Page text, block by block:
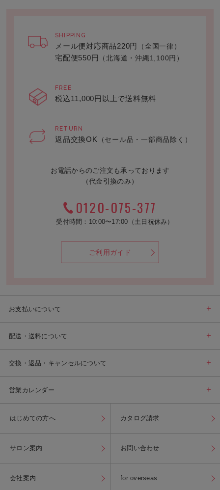
SHIPPING
メール便対応商品220円 （全国一律）
宅配便550円 （北海道・沖縄1,100円）
FREE
税込11,000円以上で送料無料
RETURN
返品交換OK （セール品・一部商品除く）
お電話からのご注文も承っております
（代金引換のみ）
0120-075-377
受付時間：10:00〜17:00（土日祝休み）
ご利用ガイド
お支払いについて
配送・送料について
交換・返品・キャンセルについて
営業カレンダー
はじめての方へ カタログ請求
サロン案内 お問い合わせ
会社案内 for overseas